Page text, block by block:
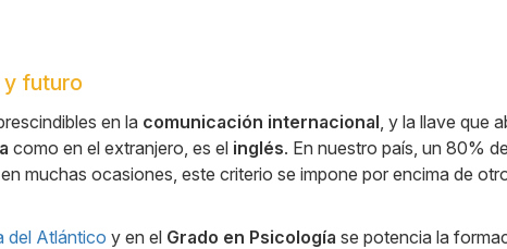
y futuro
en la comunicación internacional , y la llave que
como en el extranjero, es el inglés. En nuestro país, un 80%
muchas ocasiones, este criterio se impone por encima de
del Atlántico y en el Grado en Psicología se potencia la